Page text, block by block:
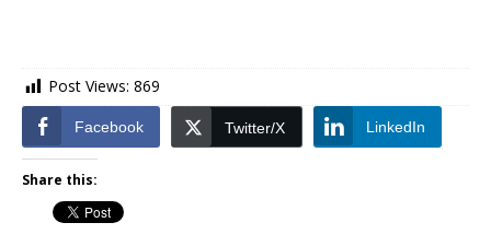
Post Views: 869
Facebook Twitter/X LinkedIn
Share this: